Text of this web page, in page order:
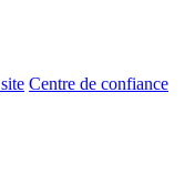
Centre de confiance